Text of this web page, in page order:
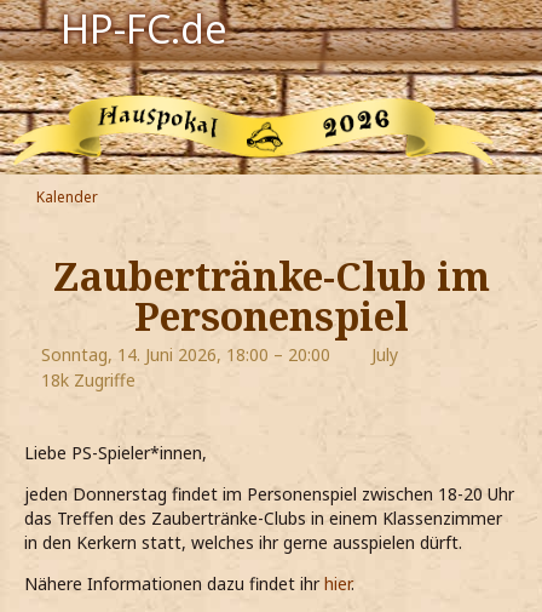
HP-FC.de
Navigation
Harry Potter
Der HP-FC
Hogwarts
Zauberwelt
Willkommen
Jetzt Fanclub-Mitglied werden!
Kalender
Zaubertränke-Club im
Personenspiel
Sonntag, 14. Juni 2026, 18:00 – 20:00
July
18k Zugriffe
Liebe PS-Spieler*innen,
jeden Donnerstag findet im Personenspiel zwischen 18-20 Uhr
das Treffen des Zaubertränke-Clubs in einem Klassenzimmer
in den Kerkern statt, welches ihr gerne ausspielen dürft.
Nähere Informationen dazu findet ihrhier.